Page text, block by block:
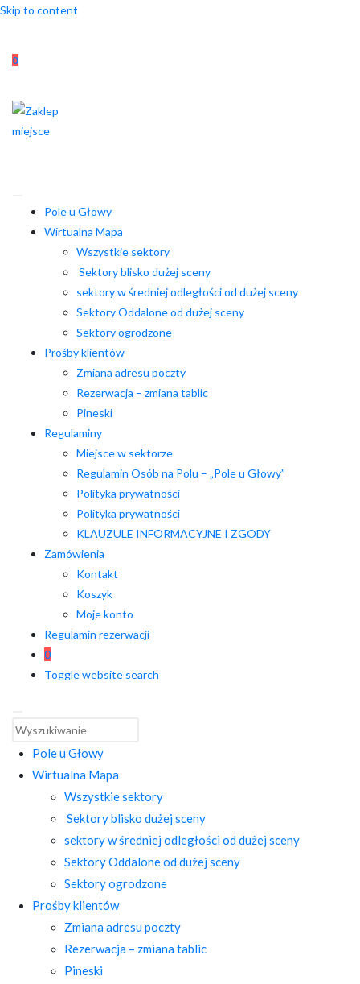
Skip to content
0
Pole u Głowy
Wirtualna Mapa
Wszystkie sektory
Sektory blisko dużej sceny
sektory w średniej odległości od dużej sceny
Sektory Oddalone od dużej sceny
Sektory ogrodzone
Prośby klientów
Zmiana adresu poczty
Rezerwacja – zmiana tablic
Pineski
Regulaminy
Miejsce w sektorze
Regulamin Osób na Polu – „Pole u Głowy”
Polityka prywatności
Polityka prywatności
KLAUZULE INFORMACYJNE I ZGODY
Zamówienia
Kontakt
Koszyk
Moje konto
Regulamin rezerwacji
0
Toggle website search
Pole u Głowy
Wirtualna Mapa
Wszystkie sektory
Sektory blisko dużej sceny
sektory w średniej odległości od dużej sceny
Sektory Oddalone od dużej sceny
Sektory ogrodzone
Prośby klientów
Zmiana adresu poczty
Rezerwacja – zmiana tablic
Pineski